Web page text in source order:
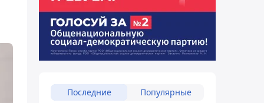
Последние Популярные